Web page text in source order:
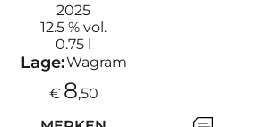
2025
12.5 % vol.
0.75 l
Lage:Wagram
€ 8,50